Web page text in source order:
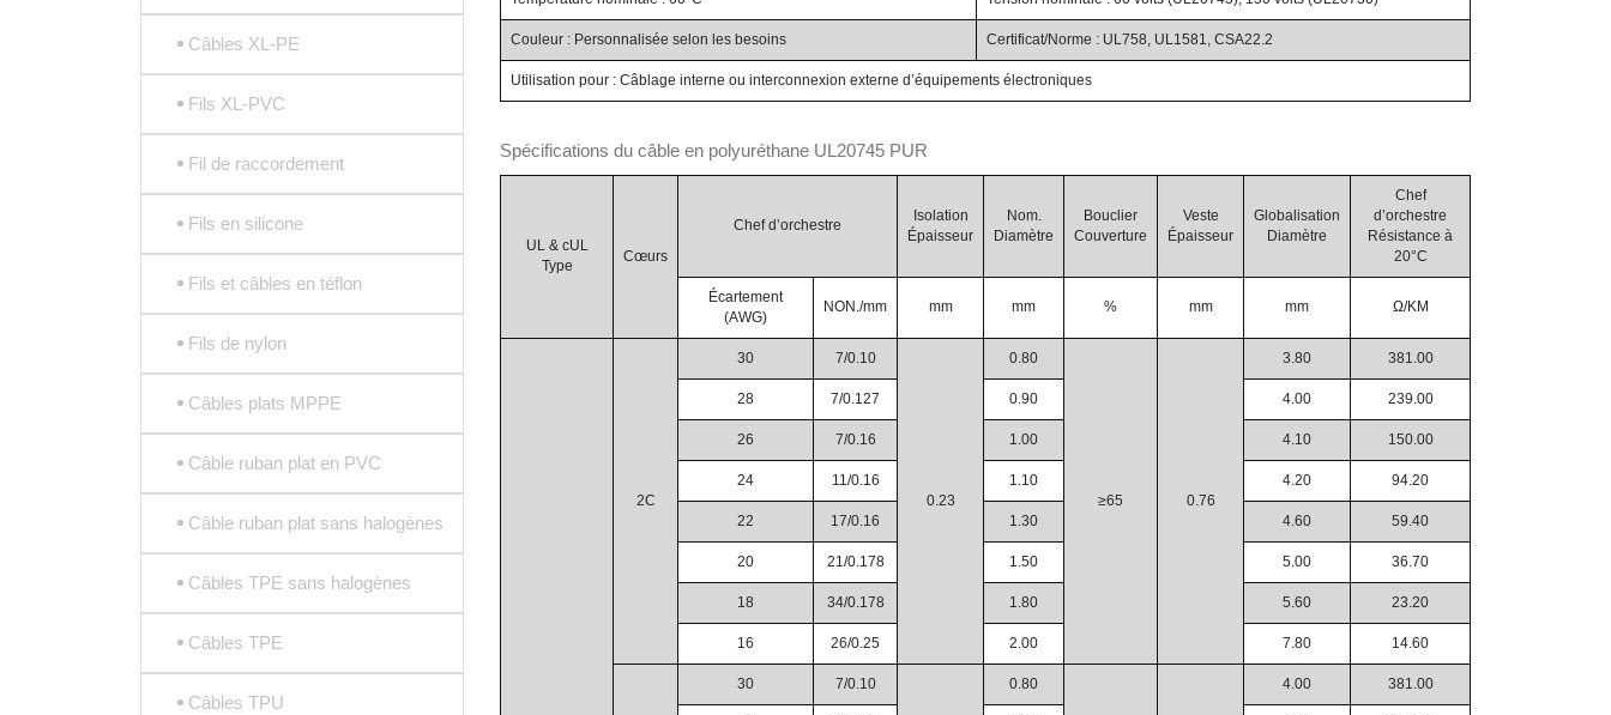
Couleur : Personnalisée selon les besoins Certificat/Norme : UL758, UL1581, CSA22.2
Utilisation pour : Câblage interne ou interconnexion externe d’équipements électroniques
Spécifications du câble en polyuréthane UL20745 PUR
UL & cUL
Type
Cœurs
Chef d’orchestre
Isolation
Épaisseur
Nom.
Diamètre
Bouclier
Couverture
Veste
Épaisseur
Globalisation
Diamètre
Chef
d’orchestre
Résistance à
20°C
Écartement
(AWG)
NON./mm mm mm % mm mm Ω/KM
2C
30 7/0.10
0.23
0.80
≥65 0.76
3.80 381.00
28 7/0.127 0.90 4.00 239.00
26 7/0.16 1.00 4.10 150.00
24 11/0.16 1.10 4.20 94.20
22 17/0.16 1.30 4.60 59.40
20 21/0.178 1.50 5.00 36.70
18 34/0.178 1.80 5.60 23.20
16 26/0.25 2.00 7.80 14.60
30 7/0.10 0.80 4.00 381.00
Câbles XL-PE
Fils XL-PVC
Fil de raccordement
Fils en silicone
Fils et câbles en téflon
Fils de nylon
Câbles plats MPPE
Câble ruban plat en PVC
Câble ruban plat sans halogènes
Câbles TPE sans halogènes
Câbles TPE
Câbles TPU